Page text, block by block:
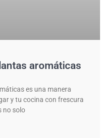
aromáticas
es una manera
y tu cocina con frescura
no solo